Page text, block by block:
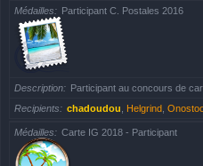
Médailles Participant C. Postales 2016
Description
Participant au concours de
Recipients
chadoudou Helgrind
Médailles Carte IG 2018 - Participant